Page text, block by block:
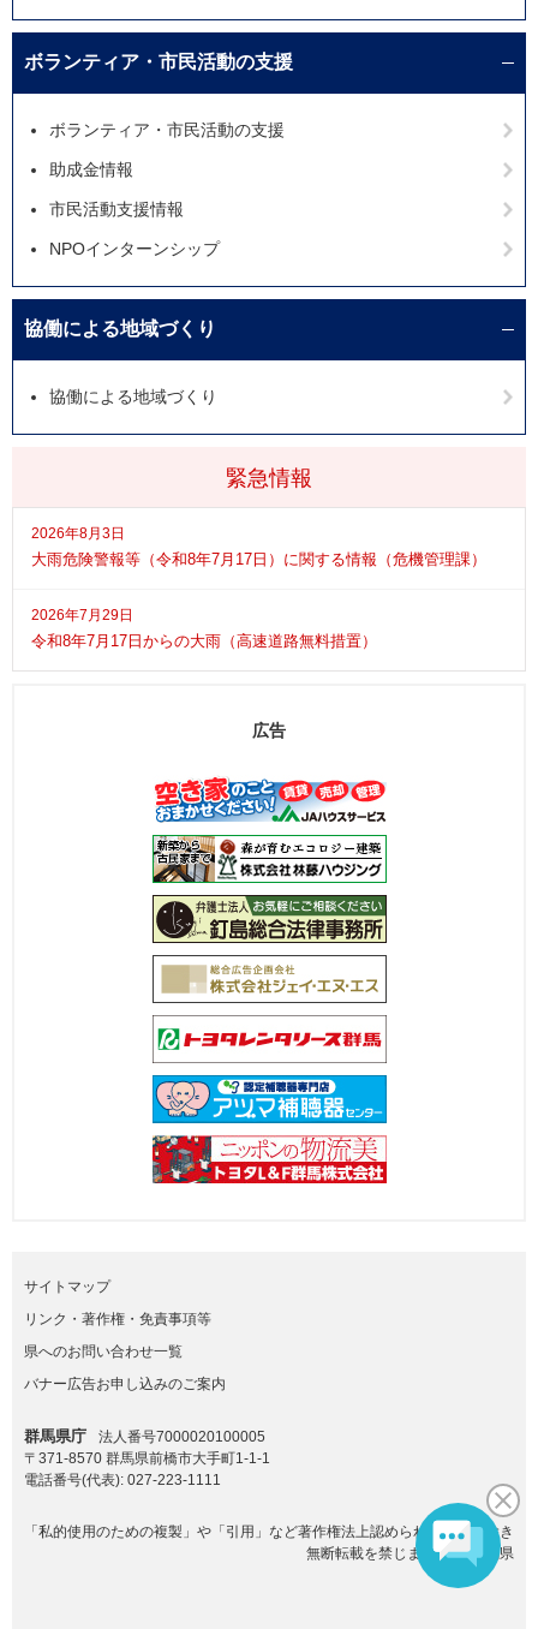
緊急情報
2026年8月3日
大雨危険警報等（令和8年7月17日）に関する情報（危機管理課）
2026年7月29日
令和8年7月17日からの大雨（高速道路無料措置）
ボランティア・市民活動の支援
ボランティア・市民活動の支援
助成金情報
市民活動支援情報
NPOインターンシップ
協働による地域づくり
協働による地域づくり
広告
サイトマップ
リンク・著作権・免責事項等
県へのお問い合わせ一覧
バナー広告お申し込みのご案内
群馬県庁
法人番号7000020100005
〒371-8570 群馬県前橋市大手町1-1-1
電話番号(代表): 027-223-1111
「私的使用のための複製」や「引用」など著作権法上認められた場合を除き
無断転載を禁じます。(C)群馬県